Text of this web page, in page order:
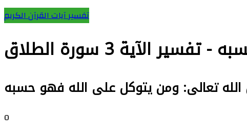
تفسير آيات القرآن الكريم
الآية 3 سورة الطلاق
تعالى: ومن يتوكل على الله فهو حسبه
0